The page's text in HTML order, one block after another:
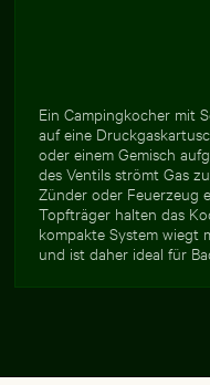
Ein Campingkocher mit
auf eine
oder einem Gemisch
des Ventils strömt Gas
Zünder oder Feuerzeug
Topfträger halten das
kompakte System wiegt
und ist daher ideal für